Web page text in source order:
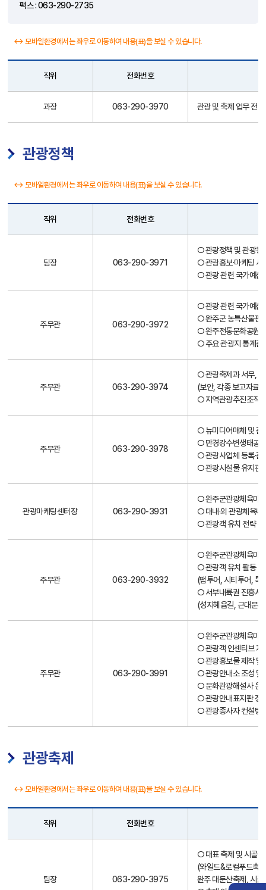
팩스 : 063-290-2735
↔ 모바일환경에서는 좌우로 이동하여 내용(표)을 보실 수 있습니다.
안
직위 전화번호
과장 063-290-3970 관광 및 축제 업무 전반
관광정책
↔ 모바일환경에서는 좌우로 이동하여 내용(표)을 보실 수 있습니다.
직위 전화번호
팀장 063-290-3971
○ 관광정책 및 관광홍
○ 관광홍보·마케팅 사
○ 관광 관련 국가예산
주무관 063-290-3972
○ 관광 관련 국가예산
○ 완주군 농특산물판
○ 완주전통문화공원
○ 주요 관광지 통계관
주무관 063-290-3974
○ 관광축제과 서무,
(보안, 각종 보고자료,
○ 지역관광추진조직
주무관 063-290-3978
○ 뉴미디어매체 및 관
○ 만경강수변생태공
○ 관광사업체 등록·관
○ 관광시설물 유지관
관광마케팅센터장 063-290-3931
○ 완주군관광체육마
○ 대내·외 관광체육네
○ 관광객 유치 전략 수
주무관 063-290-3932
○ 완주군관광체육마
○ 관광객 유치 활동 및
(팸투어, 시티투어, 특
○ 서부내륙권 진흥사
(성지혜윰길, 근대문
주무관 063-290-3991
○ 완주군관광체육마
○ 관광객 인센티브 지
○ 관광홍보물 제작 및
○ 관광안내소 조성 및
○ 문화관광해설사 운
○ 관광안내표지판 정
○ 관광종사자 컨설팅
관광축제
↔ 모바일환경에서는 좌우로 이동하여 내용(표)을 보실 수 있습니다.
직위 전화번호
팀장 063-290-3975
○ 대표 축제 및 시골마
(와일드&로컬푸드축
완주 대둔산축제, 시